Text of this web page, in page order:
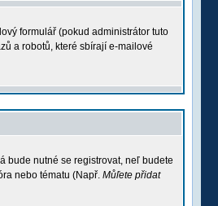
formulář (pokud administrátor tuto
a robotů, které sbírají e-mailové
bude nutné se registrovat, neľ budete
nebo tématu (Např. Můľete přidat